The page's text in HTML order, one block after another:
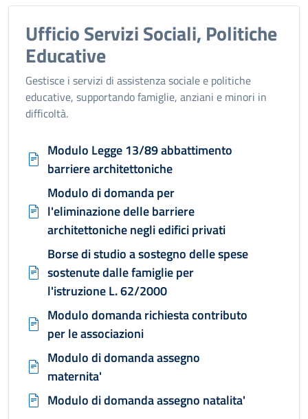
Ufficio Servizi Sociali, Politiche
Educative
Gestisce i servizi di assistenza sociale e politiche
educative, supportando famiglie, anziani e minori in
difficoltà.
Modulo Legge 13/89 abbattimento
barriere architettoniche
Modulo di domanda per
l'eliminazione delle barriere
architettoniche negli edifici privati
Borse di studio a sostegno delle spese
sostenute dalle famiglie per
l'istruzione L. 62/2000
Modulo domanda richiesta contributo
per le associazioni
Modulo di domanda assegno
maternita'
Modulo di domanda assegno natalita'